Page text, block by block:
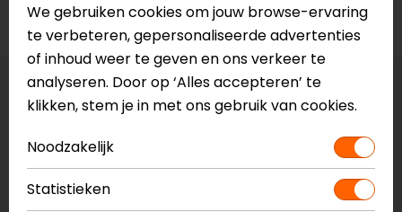
Voorraad
Vestiging Apeldoorn
Vestiging Breda
Niet op voorraad
Vestiging Capelle a/d IJssel
We gebruiken cookies om jouw browse-ervaring
te verbeteren, gepersonaliseerde advertenties
of inhoud weer te geven en ons verkeer te
analyseren. Door op ‘Alles accepteren’ te
klikken, stem je in met ons gebruik van cookies.
Noodzakelijk
Statistieken